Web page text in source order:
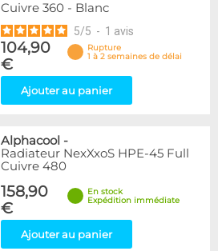
Cuivre 360 - Blanc
5/5 - 1 avis
104,90
€
Rupture
1 à 2 semaines de délai
Ajouter au panier
Alphacool -
Radiateur NexXxoS HPE-45 Full
Cuivre 480
158,90
€
En stock
Expédition immédiate
Ajouter au panier